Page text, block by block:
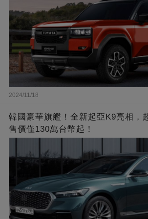
2024/11/18
韓國豪華旗艦！全新起亞K9亮相，
售價僅130萬台幣起！